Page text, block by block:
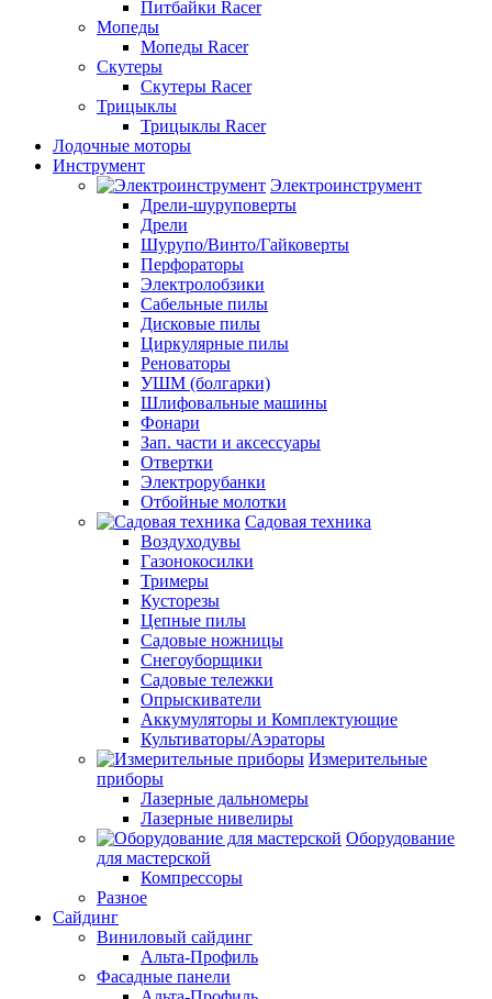
Питбайки Racer
Мопеды
Мопеды Racer
Скутеры
Скутеры Racer
Трицыклы
Трицыклы Racer
Лодочные моторы
Инструмент
Электроинструмент
Дрели-шуруповерты
Дрели
Шурупо/Винто/Гайковерты
Перфораторы
Электролобзики
Сабельные пилы
Дисковые пилы
Циркулярные пилы
Реноваторы
УШМ (болгарки)
Шлифовальные машины
Фонари
Зап. части и аксессуары
Отвертки
Электрорубанки
Отбойные молотки
Садовая техника
Воздуходувы
Газонокосилки
Тримеры
Кусторезы
Цепные пилы
Садовые ножницы
Снегоуборщики
Садовые тележки
Опрыскиватели
Аккумуляторы и Комплектующие
Культиваторы/Аэраторы
Измерительные
приборы
Лазерные дальномеры
Лазерные нивелиры
Оборудование
для мастерской
Компрессоры
Разное
Сайдинг
Виниловый сайдинг
Альта-Профиль
Фасадные панели